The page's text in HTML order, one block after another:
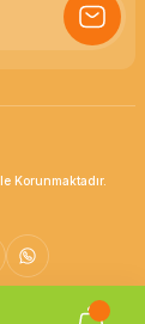
Korunmaktadır.